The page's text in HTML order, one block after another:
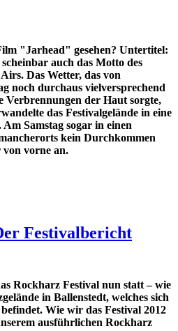
"Jarhead" gesehen? Untertitel:
auch das Motto des
Das Wetter, das von
noch durchaus vielversprechend
Verbrennungen der Haut sorgte,
das Festivalgelände in eine
Samstag sogar in einen
kein Durchkommen
vorne an.
Festivalbericht
Rockharz Festival nun statt – wie
in Ballenstedt, welches sich
Wie wir das Festival 2012
ausführlichen Rockharz